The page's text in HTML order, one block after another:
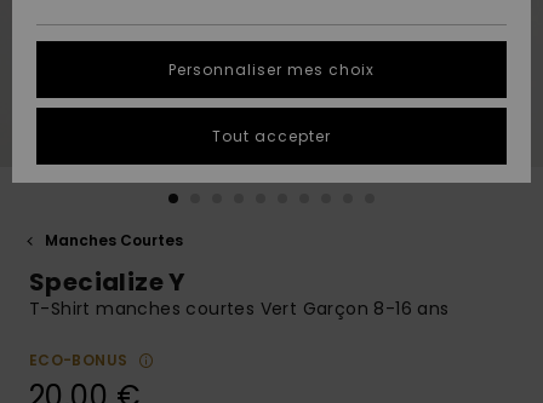
A
Découvrir
A
Découvrir
tailles
conversation
obtenir la
plus rapide
à votre
QUIKSILVER
Manches Courtes
Specialize Y
T-Shirt manches courtes Vert Garçon 8-16 ans
ECO-BONUS
Personnaliser mes choix
Tout accepter